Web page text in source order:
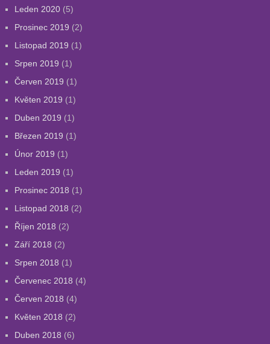
Leden 2020(5)
Prosinec 2019 (2)
Listopad 2019 (1)
Srpen 2019 (1)
Červen 2019 (1)
Květen 2019 (1)
Duben 2019 (1)
Březen 2019 (1)
Únor 2019 (1)
Leden 2019 (1)
Prosinec 2018 (1)
Listopad 2018 (2)
Říjen 2018 (2)
Září 2018 (2)
Srpen 2018 (1)
Červenec 2018 (4)
Červen 2018 (4)
Květen 2018 (2)
Duben 2018 (6)